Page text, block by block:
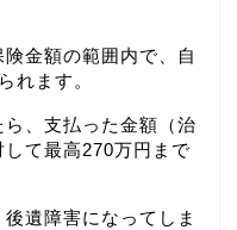
金額の範囲内で、自
れます。
、支払った金額（治
て最高270万円まで
遺障害になってしま